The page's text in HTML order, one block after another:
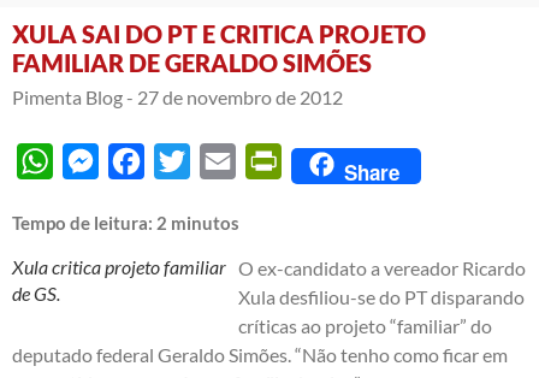
XULA SAI DO PT E CRITICA PROJETO
FAMILIAR DE GERALDO SIMÕES
Pimenta Blog - 27 de novembro de 2012
WhatsAppMessengerFacebook
Twitter Email PrintFriendly
Share
Tempo de leitura: 2 minutos
Xula critica projeto familiar
de GS.
O ex-candidato a vereador Ricardo
Xula desfiliou-se do PT disparando
críticas ao projeto “familiar” do
deputado federal Geraldo Simões. “Não tenho como ficar em